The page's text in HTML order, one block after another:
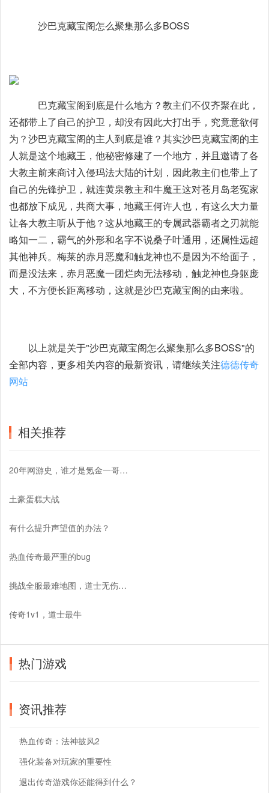
沙巴克藏宝阁怎么聚集那么多BOSS
巴克藏宝阁到底是什么地方？教主们不仅齐聚在此，
还都带上了自己的护卫，却没有因此大打出手，究竟意欲何
为？沙巴克藏宝阁的主人到底是谁？其实沙巴克藏宝阁的主
人就是这个地藏王，他秘密修建了一个地方，并且邀请了各
大教主前来商讨入侵玛法大陆的计划，因此教主们也带上了
自己的先锋护卫，就连黄泉教主和牛魔王这对苍月岛老冤家
也都放下成见，共商大事，地藏王何许人也，有这么大力量
让各大教主听从于他？这从地藏王的专属武器霸者之刃就能
略知一二，霸气的外形和名字不说桑子叶通用，还属性远超
其他神兵。梅莱的赤月恶魔和触龙神也不是因为不给面子，
而是没法来，赤月恶魔一团烂肉无法移动，触龙神也身躯庞
大，不方便长距离移动，这就是沙巴克藏宝阁的由来啦。
以上就是关于"沙巴克藏宝阁怎么聚集那么多BOSS"的
全部内容，更多相关内容的最新资讯，请继续关注德德传奇
网站
相关推荐
20年网游史，谁才是氪金一哥？我力挺传奇8L
土豪蛋糕大战
有什么提升声望值的办法？
热血传奇最严重的bug
挑战全服最难地图，道士无伤通关天关挑战！
传奇1v1，道士最牛
热门游戏
资讯推荐
热血传奇：法神披风2
强化装备对玩家的重要性
退出传奇游戏你还能得到什么？